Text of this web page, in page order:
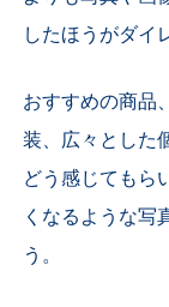
したほうがダイ
おすすめの商品
装、広々とした
どう感じてもら
くなるような写
う。